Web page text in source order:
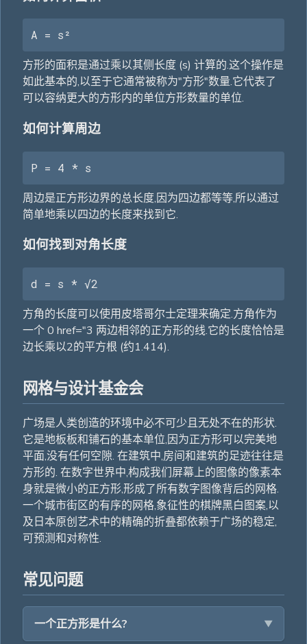
A = s²
方形的面积是通过乘以其侧长度 (s) 计算的.这个操作是
如此基本的,以至于它通常被称为"方形"数量.它代表了
可以容纳更大的方形内的单位方形数量的单位.
如何计算周边
P = 4 * s
周边是正方形边界的总长度,因为四边都等等,所以通过
简单地乘以四边的长度来找到它.
如何找到对角长度
d = s * √2
方角的长度可以使用皮塔哥尔士定理来确定.方角作为
一个 0 href="3 两边相邻的正方形的线.它的长度恰恰是
边长乘以2的平方根 (约1.414).
网格与设计基金会
广场是人类创造的环境中必不可少且无处不在的形状.
它是地板板和铺石的基本单位,因为正方形可以完美地
平面,没有任何空隙. 在建筑中,房间和建筑的足迹往往是
方形的. 在数字世界中,构成我们屏幕上的图像的像素本
身就是微小的正方形,形成了所有数字图像背后的网格.
一个城市街区的有序的网格,象征性的棋牌黑白图案,以
及日本原创艺术中的精确的折叠都依赖于广场的稳定,
可预测和对称性.
常见问题
一个正方形是什么?